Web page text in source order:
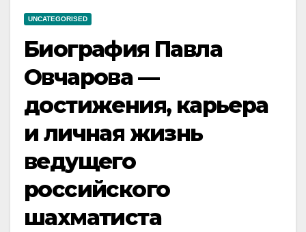
UNCATEGORISED
Биография Павла
Овчарова —
достижения, карьера
и личная жизнь
ведущего
российского
шахматиста